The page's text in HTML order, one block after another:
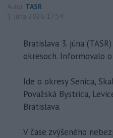
Autor TASR
3. júna 2026 17:54
Bratislava 3. júna
okresoch. Informovalo
Ide o okresy Senica,
Považská Bystrica,
Bratislava.
V čase zvýšeného